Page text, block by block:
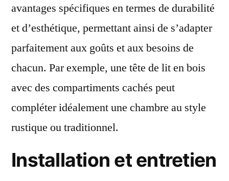
avantages spécifiques en termes de durabilité
et d’esthétique, permettant ainsi de s’adapter
parfaitement aux goûts et aux besoins de
chacun. Par exemple, une tête de lit en bois
avec des compartiments cachés peut
compléter idéalement une chambre au style
rustique ou traditionnel.
Installation et entretien